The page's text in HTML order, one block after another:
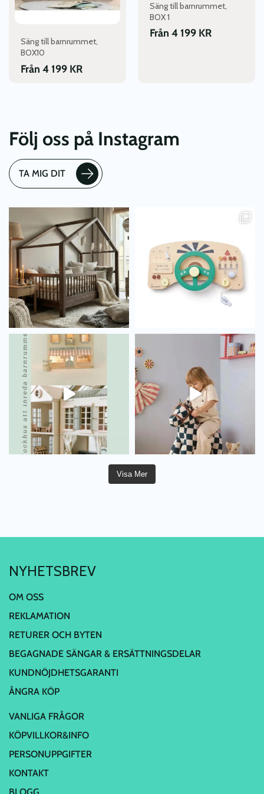
Säng till barnrummet,
BOX10
Från 4 199 KR
alternativen
produktsidan
Säng till barnrummet,
BOX 1
Från 4 199 KR
alternativen
kan
väljas
Följ oss på Instagram
TA MIG DIT
Visa Mer
NYHETSBREV
OM OSS
REKLAMATION
RETURER OCH BYTEN
BEGAGNADE SÄNGAR & ERSÄTTNINGSDELAR
KUNDNÖJDHETSGARANTI
ÅNGRA KÖP
VANLIGA FRÅGOR
KÖPVILLKOR&INFO
PERSONUPPGIFTER
KONTAKT